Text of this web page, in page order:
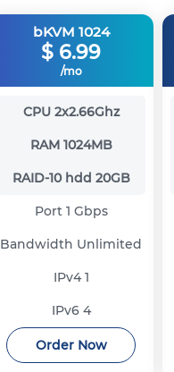
bKVM 1024
$ 6.99
/mo
CPU 2x2.66Ghz
RAM 1024MB
RAID-10 hdd 20GB
Port 1 Gbps
Bandwidth Unlimited
IPv41
IPv6 4
Order Now